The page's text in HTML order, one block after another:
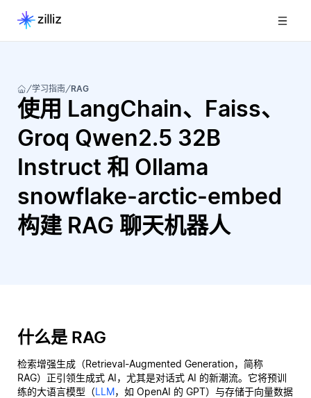
学习指南 RAG
使用 LangChain、Faiss、
Groq Qwen2.5 32B
Instruct 和 Ollama
snowflake-arctic-embed
构建 RAG 聊天机器人
什么是 RAG
检索增强生成（Retrieval-Augmented Generation，简称
RAG）正引领生成式 AI，尤其是对话式 AI 的新潮流。它将预训
练的大语言模型（LLM，如 OpenAI 的 GPT）与存储于向量数据